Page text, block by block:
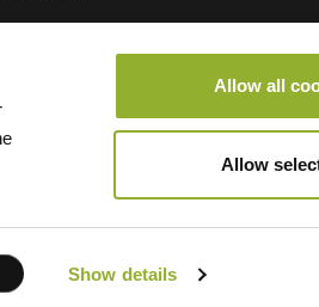
Show details
Allow all
Allow